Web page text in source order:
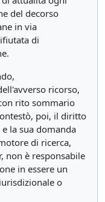
del decorso
in via
di
ricorso,
rito sommario
poi, il diritto
la sua domanda
di ricerca,
non è responsabile
in essere un
o